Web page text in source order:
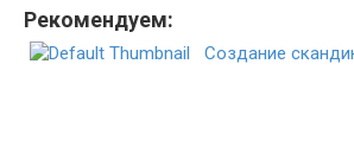
Рекомендуем:
Создание